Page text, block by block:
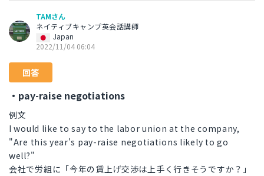
TAMさん
ネイティブキャンプ英会話講師
Japan
2022/11/04 06:04
回答
・pay-raise negotiations
例文
I would like to say to the labor union at the company,
"Are this year's pay-raise negotiations likely to go
well?"
会社で労組に「今年の賃上げ交渉は上手く行きそうですか？」